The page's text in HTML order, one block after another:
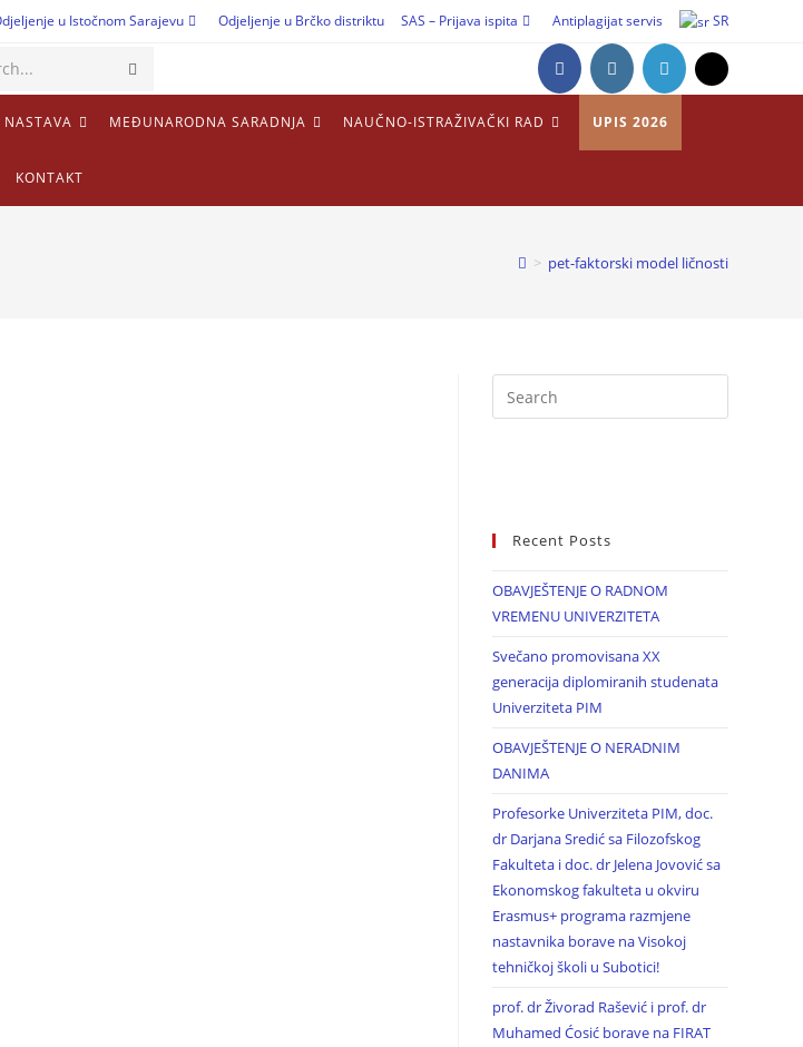
u Istočnom Sarajevu Odjeljenje u Brčko distriktu SAS – Prijava ispita Antiplagijat servis SR
MEĐUNARODNA SARADNJA NAUČNO-ISTRAŽIVAČKI RAD UPIS 2026
KONTAKT
> pet-faktorski model ličnosti
Recent Posts
OBAVJEŠTENJE O RADNOM
VREMENU UNIVERZITETA
Svečano promovisana XX
generacija diplomiranih studenata
Univerziteta PIM
OBAVJEŠTENJE O NERADNIM
DANIMA
Profesorke Univerziteta PIM, doc.
dr Darjana Sredić sa Filozofskog
Fakulteta i doc. dr Jelena Jovović sa
Ekonomskog fakulteta u okviru
Erasmus+ programa razmjene
nastavnika borave na Visokoj
tehničkoj školi u Subotici!
prof. dr Živorad Rašević i prof. dr
Muhamed Ćosić borave na FIRAT